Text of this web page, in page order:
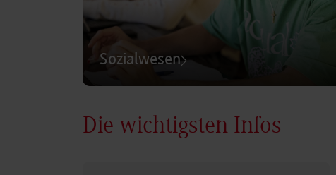
Sozialwesen
Die wichtigsten Infos